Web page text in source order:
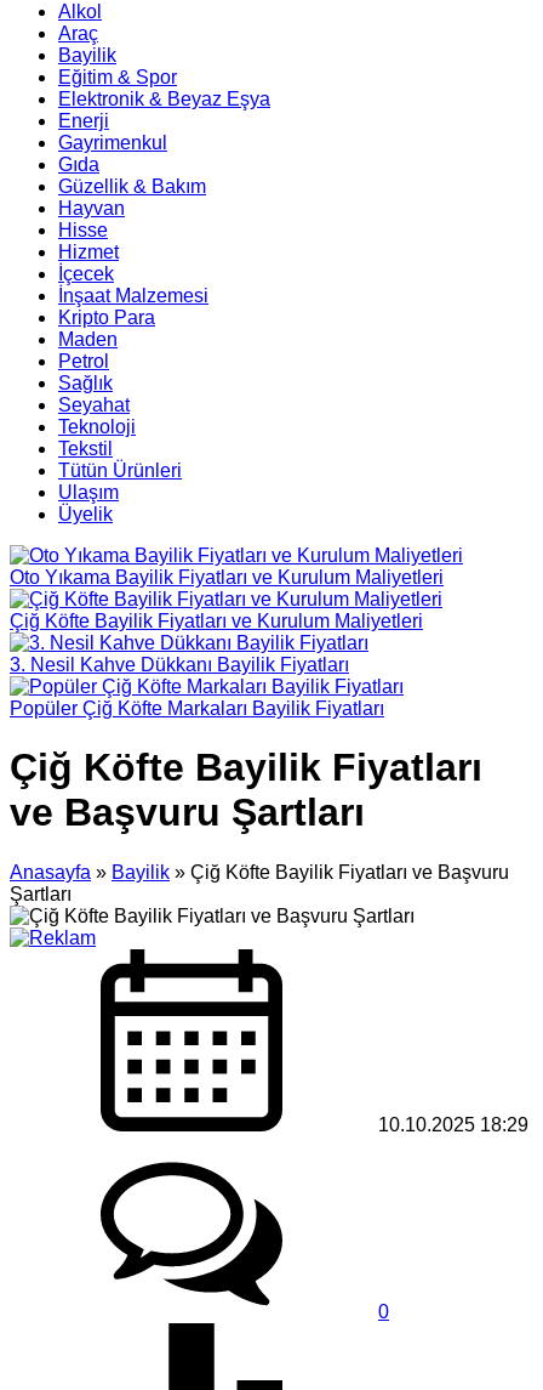
Alkol
Araç
Bayilik
Eğitim & Spor
Elektronik & Beyaz Eşya
Enerji
Gayrimenkul
Gıda
Güzellik & Bakım
Hayvan
Hisse
Hizmet
İçecek
İnşaat Malzemesi
Kripto Para
Maden
Petrol
Sağlık
Seyahat
Teknoloji
Tekstil
Tütün Ürünleri
Ulaşım
Üyelik
Oto Yıkama Bayilik Fiyatları ve Kurulum Maliyetleri
Çiğ Köfte Bayilik Fiyatları ve Kurulum Maliyetleri
3. Nesil Kahve Dükkanı Bayilik Fiyatları
Popüler Çiğ Köfte Markaları Bayilik Fiyatları
Çiğ Köfte Bayilik Fiyatları
ve Başvuru Şartları
Anasayfa » Bayilik » Çiğ Köfte Bayilik Fiyatları ve Başvuru
Şartları
10.10.2025 18:29
0